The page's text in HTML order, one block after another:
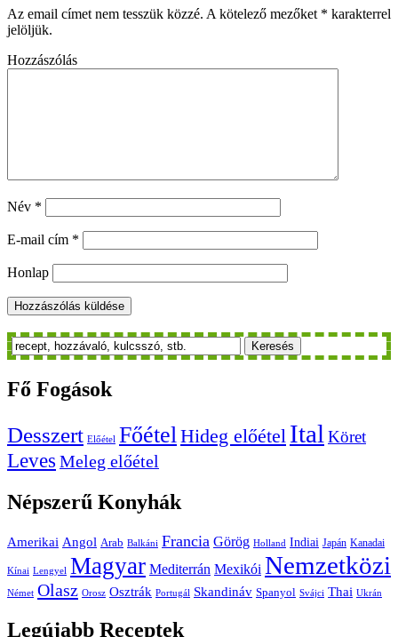
Az email címet nem tesszük közzé. A kötelező mezőket * karakterrel
jelöljük.
Hozzászólás
Név *
E-mail cím *
Honlap
Keresés
Fő Fogások
Desszert Előétel FőételHideg előétel Ital Köret
Leves Meleg előétel
Népszerű Konyhák
Amerikai Angol Arab Balkáni Francia Görög Holland Indiai Japán Kanadai
Kínai Lengyel Magyar Mediterrán Mexikói Nemzetközi
Német Olasz Orosz Osztrák Portugál Skandináv Spanyol Svájci Thai Ukrán
Legújabb Receptek